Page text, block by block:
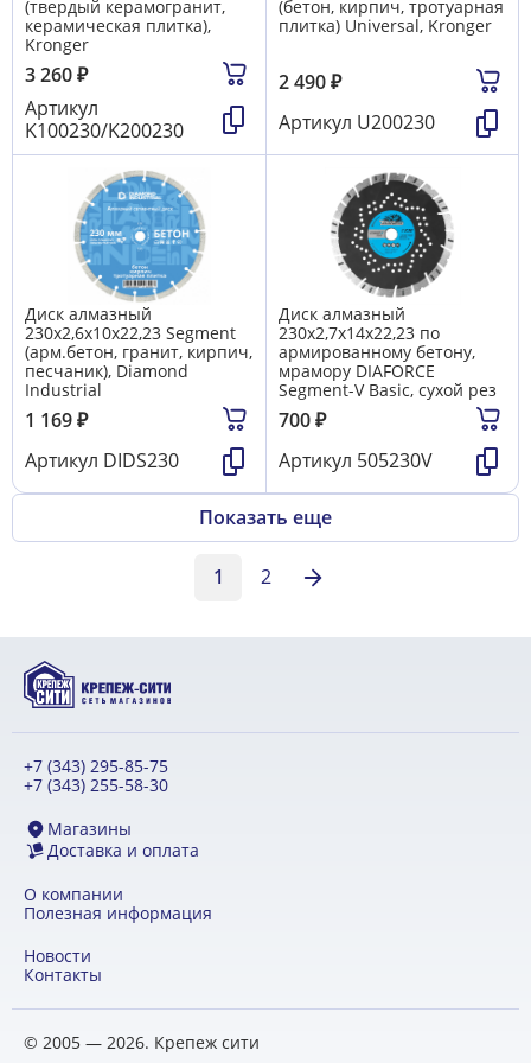
(твердый керамогранит,
керамическая плитка),
Kronger
3 260₽
Артикул
K100230/K200230
(бетон, кирпич, тротуарная
плитка) Universal, Kronger
2 490₽
Артикул U200230
Диск алмазный
230x2,6x10х22,23 Segment
(арм.бетон, гранит, кирпич,
песчаник), Diamond
Industrial
1 169₽
Артикул DIDS230
Диск алмазный
230x2,7х14х22,23 по
армированному бетону,
мрамору DIAFORCE
Segment-V Basic, сухой рез
700₽
Артикул 505230V
Показать еще
1 2
+7 (343) 295-85-75
+7 (343) 255-58-30
Магазины
Доставка и оплата
О компании
Полезная информация
Новости
Контакты
© 2005 — 2026. Крепеж сити